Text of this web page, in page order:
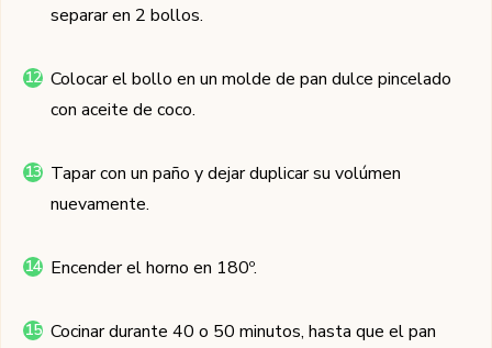
separar en 2 bollos.
Colocar el bollo en un molde de pan dulce pincelado
con aceite de coco.
Tapar con un paño y dejar duplicar su volúmen
nuevamente.
Encender el horno en 180º.
Cocinar durante 40 o 50 minutos, hasta que el pan